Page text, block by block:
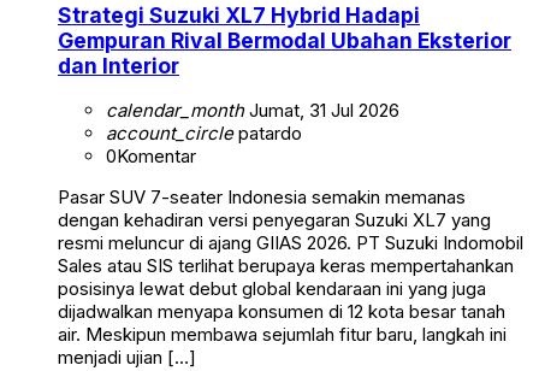
Strategi Suzuki XL7 Hybrid Hadapi
Gempuran Rival Bermodal Ubahan Eksterior
dan Interior
calendar_monthJumat, 31 Jul 2026
account_circlepatardo
0Komentar
Pasar SUV 7-seater Indonesia semakin memanas
dengan kehadiran versi penyegaran Suzuki XL7 yang
resmi meluncur di ajang GIIAS 2026. PT Suzuki Indomobil
Sales atau SIS terlihat berupaya keras mempertahankan
posisinya lewat debut global kendaraan ini yang juga
dijadwalkan menyapa konsumen di 12 kota besar tanah
air. Meskipun membawa sejumlah fitur baru, langkah ini
menjadi ujian […]